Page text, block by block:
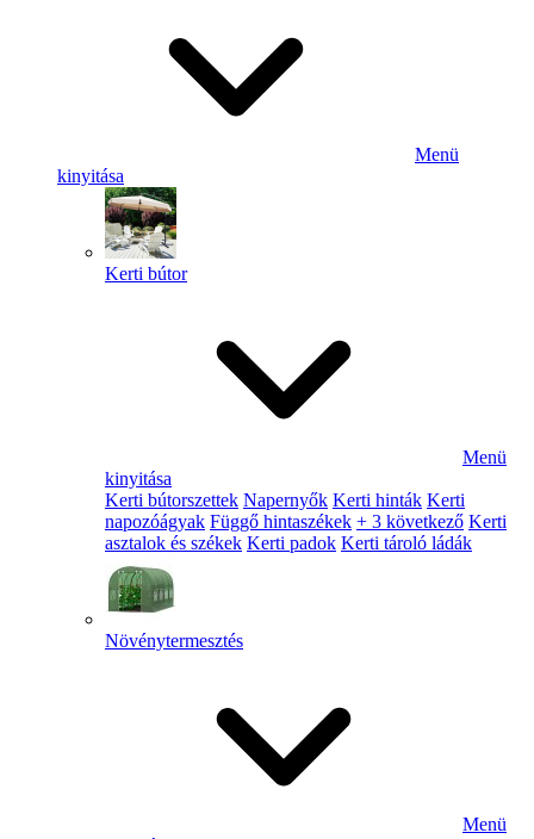
Menü
kinyitása
Kerti bútor
Menü
kinyitása
Kerti bútorszettek Napernyők Kerti hinták Kerti
napozóágyak Függő hintaszékek + 3 következő Kerti
asztalok és székek Kerti padok Kerti tároló ládák
Növénytermesztés
Menü